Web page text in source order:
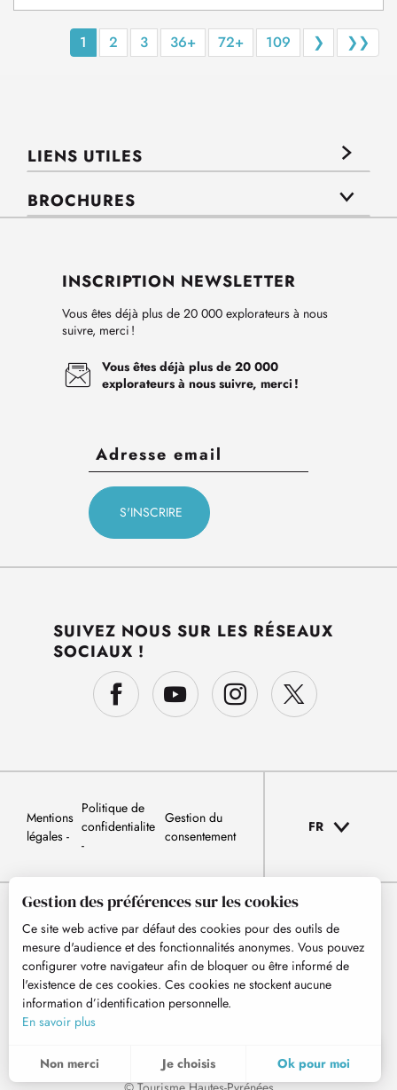
Voir les favoris
Recherche
1 2 3 36+ 72+ 109 ❯ ❯❯
LIENS UTILES
BROCHURES
INSCRIPTION NEWSLETTER
Vous êtes déjà plus de 20 000 explorateurs à nous
suivre, merci !
Vous êtes déjà plus de 20 000
explorateurs à nous suivre, merci !
SUIVEZ NOUS SUR LES RÉSEAUX
SOCIAUX !
Mentions
légales
Politique de
confidentialite
Gestion du
consentement
FR
Gestion des préférences sur les cookies
Ce site web active par défaut des cookies pour des outils de
mesure d'audience et des fonctionnalités anonymes. Vous pouvez
configurer votre navigateur afin de bloquer ou être informé de
l'existence de ces cookies. Ces cookies ne stockent aucune
information d’identification personnelle.
En savoir plus
Non merci Je choisis Ok pour moi